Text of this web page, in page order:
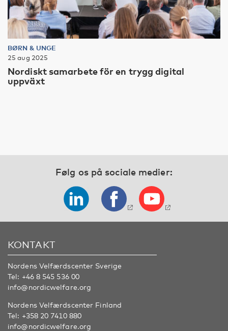
BØRN & UNGE
25 aug 2025
Nordiskt samarbete för en trygg digital
uppväxt
Følg os på sociale medier:
KONTAKT
Nordens Velfærdscenter Sverige
Tel: +46 8 545 536 00
info@nordicwelfare.org
Nordens Velfærdscenter Finland
Tel: +358 20 7410 880
info@nordicwelfare.org